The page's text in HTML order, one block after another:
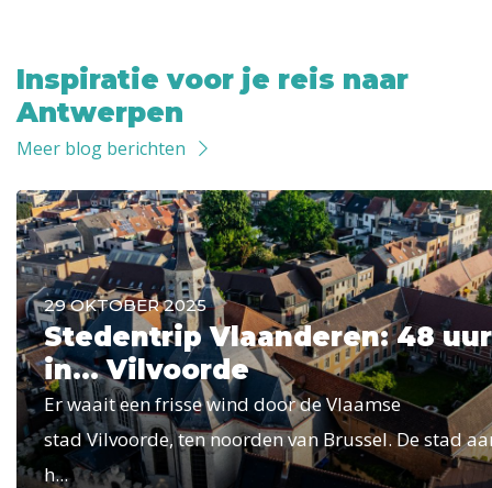
Inspiratie voor je reis naar
Antwerpen
Meer blog berichten
29 OKTOBER 2025
Stedentrip Vlaanderen: 48 uur
in... Vilvoorde
Er waait een frisse wind door de Vlaamse
stad Vilvoorde, ten noorden van Brussel. De stad
h...